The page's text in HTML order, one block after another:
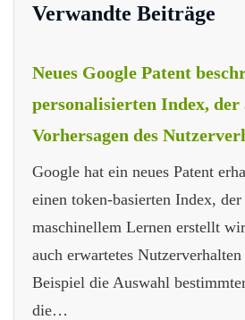
Verwandte Beiträge
Neues Google Patent
personalisierten Index, der
Vorhersagen des
Google hat ein neues Patent
einen token-basierten Index,
maschinellem Lernen erstellt
auch erwartetes
Beispiel die Auswahl
die…